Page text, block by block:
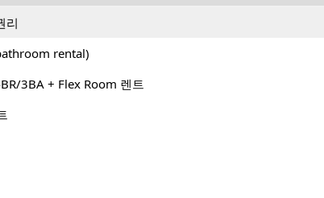
리
rental)
3BA + Flex Room 렌트